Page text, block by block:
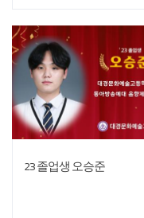
23 졸업생 오승준